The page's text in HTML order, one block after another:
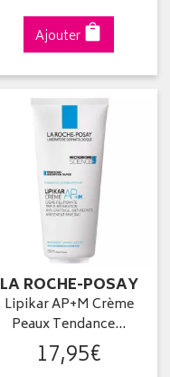
Ajouter
LA ROCHE-POSAY
Lipikar AP+M Crème
Peaux Tendance…
17,95€